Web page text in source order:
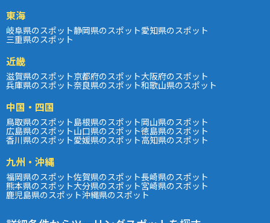
東海
岐阜県のスポット静岡県のスポット愛知県のスポット
三重県のスポット
近畿
滋賀県のスポット京都府のスポット大阪府のスポット
兵庫県のスポット奈良県のスポット和歌山県のスポット
中国・四国
鳥取県のスポット島根県のスポット岡山県のスポット
広島県のスポット山口県のスポット徳島県のスポット
香川県のスポット愛媛県のスポット高知県のスポット
九州・沖縄
福岡県のスポット佐賀県のスポット長崎県のスポット
熊本県のスポット大分県のスポット宮崎県のスポット
鹿児島県のスポット沖縄県のスポット